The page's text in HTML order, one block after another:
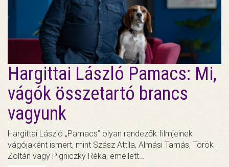
Hargittai László Pamacs: Mi,
vágók összetartó brancs
vagyunk
Hargittai László „Pamacs” olyan rendezők filmjeinek
vágójaként ismert, mint Szász Attila, Almási Tamás, Török
Zoltán vagy Pigniczky Réka, emellett…